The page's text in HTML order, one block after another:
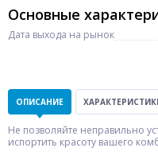
Основные
Дата выхода на рынок
ОПИСАНИЕ
Не позволяйте неправильно
испортить красоту вашего